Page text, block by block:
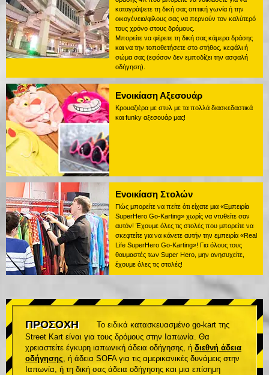
καταγράψετε τη δική σας οπτική γωνία ή την
οικογένεια/φίλους σας να περνούν τον καλύτερό
τους χρόνο στους δρόμους.
Μπορείτε να φέρετε τη δική σας κάμερα δράσης
και να την τοποθετήσετε στο στήθος, κεφάλι ή
σώμα σας (εφόσον δεν εμποδίζει την ασφαλή
οδήγηση).
Ενοικίαση Αξεσουάρ
Κρουαζιέρα με στυλ με τα πολλά διασκεδαστικά
και funky αξεσουάρ μας!
Ενοικίαση Στολών
Πώς μπορείτε να πείτε ότι είχατε μια «Εμπειρία
SuperHero Go-Karting» χωρίς να ντυθείτε σαν
αυτόν! Έχουμε όλες τις στολές που μπορείτε να
σκεφτείτε για να κάνετε αυτήν την εμπειρία «Real
Life SuperHero Go-Karting»! Για όλους τους
θαυμαστές των Super Hero, μην ανησυχείτε,
έχουμε όλες τις στολές!
ΠΡΟΣΟΧΗ
Το ειδικά κατασκευασμένο go-kart της
Street Kart είναι για τους δρόμους στην Ιαπωνία. Θα
χρειαστείτε έγκυρη ιαπωνική άδεια οδήγησης, ή διεθνή άδεια
οδήγησης, ή άδεια SOFA για τις αμερικανικές δυνάμεις στην
Ιαπωνία, ή τη δική σας άδεια οδήγησης και μια επίσημη